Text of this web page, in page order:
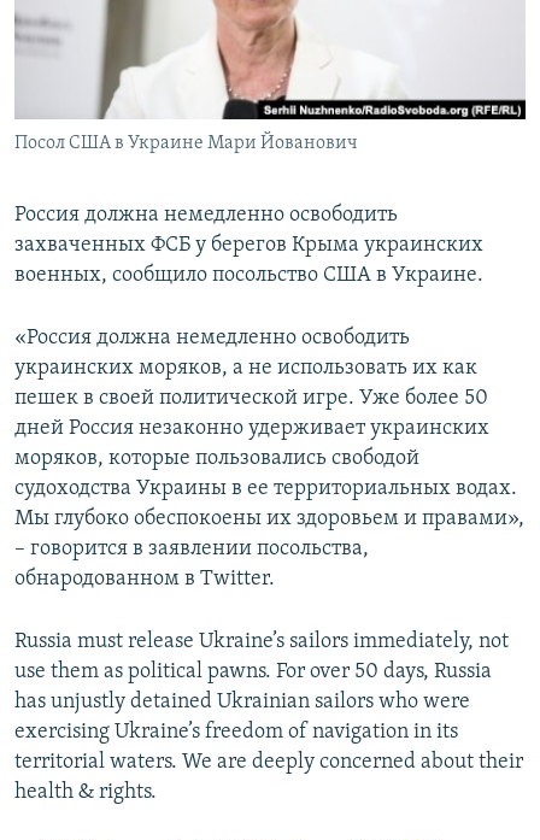
ПОБЕДИТЕЛЕЙ НЕ СУДЯТ?
КРЫМ.НЕПОКОРЕННЫЙ
УКРАИНСКАЯ ПРОБЛЕМА КРЫМА
ПРИСОЕДИНЯЙТЕСЬ!
Посол США в Украине Мари Йованович
Россия должна немедленно освободить
захваченных ФСБ у берегов Крыма украинских
военных, сообщило посольство США в Украине.
«Россия должна немедленно освободить
украинских моряков, а не использовать их как
пешек в своей политической игре. Уже более 50
дней Россия незаконно удерживает украинских
моряков, которые пользовались свободой
судоходства Украины в ее территориальных водах.
Мы глубоко обеспокоены их здоровьем и правами»,
– говорится в заявлении посольства,
обнародованном в Twitter.
Russia must release Ukraine’s sailors immediately, not
use them as political pawns. For over 50 days, Russia
has unjustly detained Ukrainian sailors who were
exercising Ukraine’s freedom of navigation in its
territorial waters. We are deeply concerned about their
health & rights.